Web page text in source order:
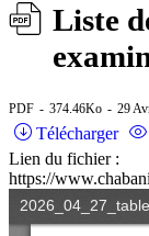
Liste
PDF 374.46Ko 29
Télécharger
Lien du fichier :
https://